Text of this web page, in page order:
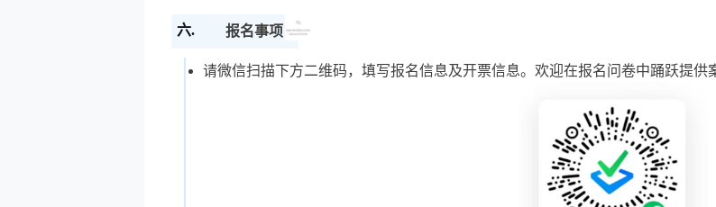
六. 报名事项
请微信扫描下方二维码，填写报名信息及开票信息。欢迎在报名问卷中踊跃提供